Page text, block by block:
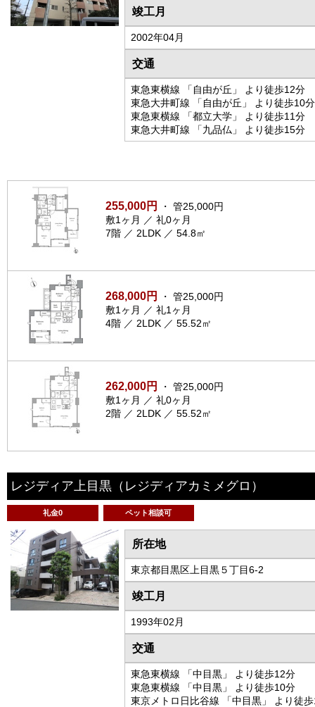
竣工月
2002年04月
交通
東急東横線 「自由が丘」 より徒歩12分
東急大井町線 「自由が丘」 より徒歩10分
東急東横線 「都立大学」 より徒歩11分
東急大井町線 「九品仏」 より徒歩15分
255,000円
・ 管25,000円
敷1ヶ月 ／ 礼0ヶ月
7階 ／ 2LDK ／ 54.8㎡
268,000円
・ 管25,000円
敷1ヶ月 ／ 礼1ヶ月
4階 ／ 2LDK ／ 55.52㎡
262,000円
・ 管25,000円
敷1ヶ月 ／ 礼0ヶ月
2階 ／ 2LDK ／ 55.52㎡
レジディア上目黒 （レジディアカミメグロ）
礼金0 ペット相談可
所在地
東京都目黒区上目黒５丁目6-2
竣工月
1993年02月
交通
東急東横線 「中目黒」 より徒歩12分
東急東横線 「中目黒」 より徒歩10分
東京メトロ日比谷線 「中目黒」 より徒